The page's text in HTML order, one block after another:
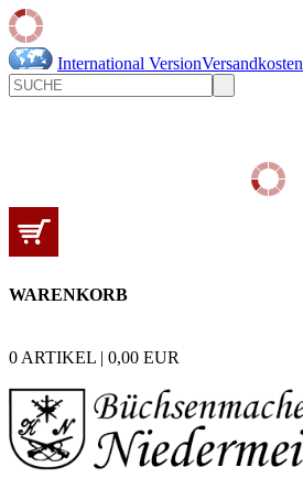
International VersionVersandkosten
WARENKORB
0 ARTIKEL | 0,00 EUR